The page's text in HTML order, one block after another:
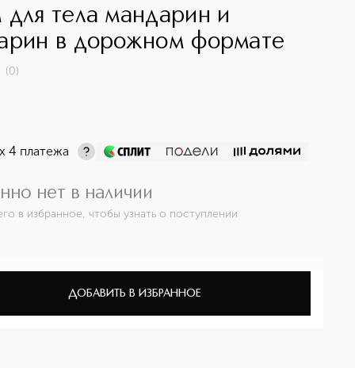
тела мандарин и
в дорожном формате
(0)
х 4 платежа
нет в наличии
в избранное, чтобы узнать о поступлении
ДОБАВИТЬ В ИЗБРАННОЕ